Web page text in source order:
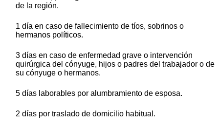
de la región.
1 día en caso de fallecimiento de tíos, sobrinos o
hermanos políticos.
3 días en caso de enfermedad grave o intervención
quirúrgica del cónyuge, hijos o padres del trabajador o de
su cónyuge o hermanos.
5 días laborables por alumbramiento de esposa.
2 días por traslado de domicilio habitual.